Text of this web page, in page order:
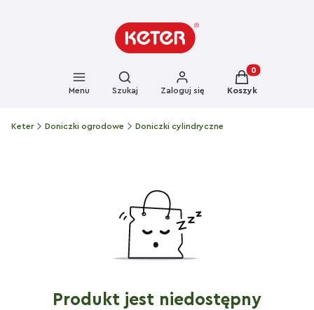
Menu
Otwórz wyszukiwarkę
Szukaj Zaloguj się
Produkty w
Koszyk
Keter Doniczki ogrodowe Doniczki cylindryczne
Produkt jest niedostępny